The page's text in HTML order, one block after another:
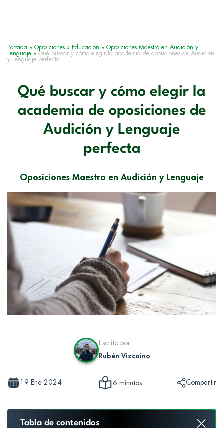
Portada » Oposiciones » Educación » Oposiciones Maestro en Audición y
Lenguaje » Qué buscar y cómo elegir la academia de oposiciones de Audición
y Lenguaje perfecta
Qué buscar y cómo elegir la
academia de oposiciones de
Audición y Lenguaje
perfecta
Oposiciones Maestro en Audición y Lenguaje
Escrito por
Rubén Vizcaíno
19 Ene 2024 6 minutos Compartir
Tabla de contenidos